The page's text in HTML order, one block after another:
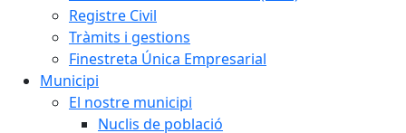
Registre Civil
Tràmits i gestions
Finestreta Única Empresarial
Municipi
El nostre municipi
Nuclis de població